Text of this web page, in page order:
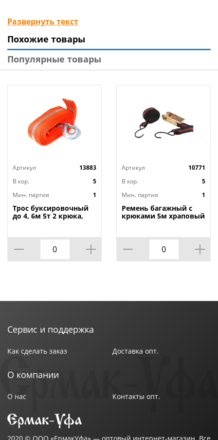
Технические характеристики
Тип: Стяжка для груза
Размер упаковки: 6,7x22,7x14,6 см
Максимальная рабочая нагрузка: 2000 кг
Максимальная нагрузка на обхват: 4000 кг
Ширина ленты: 50 мм
Страна изготовитель: Россия
Развернуть текст
Похожие товары
Популярные товары
Артикул
13883
В кор.
5
Мин. партия
1
Трос буксировочный
до 4, 6м 5т 2 крюка,
Артикул
10771
В кор.
5
Мин. партия
1
Ремень багажный с
крюками 5м храповый
Сервис и поддержка
Как сделать заказ Доставка опт.
О компании
О нас Контакты опт.